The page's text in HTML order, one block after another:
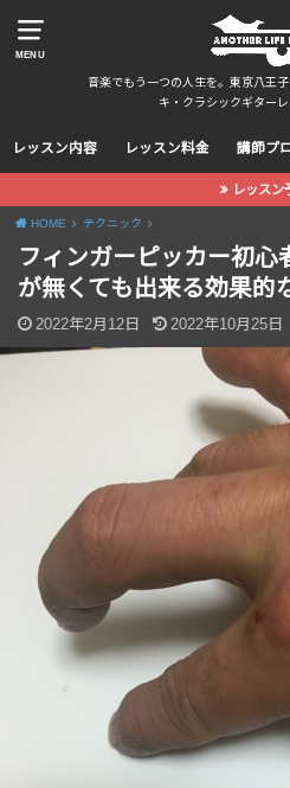
MENU
音楽でもう一つの人生を。東京八王
キ・クラシックギターレ
レッスン内容 レッスン料金 講師プ
レッスン
HOME テクニック
フィンガーピッカー初心
が無くても出来る効果的
2022年2月12日 2022年10月25日